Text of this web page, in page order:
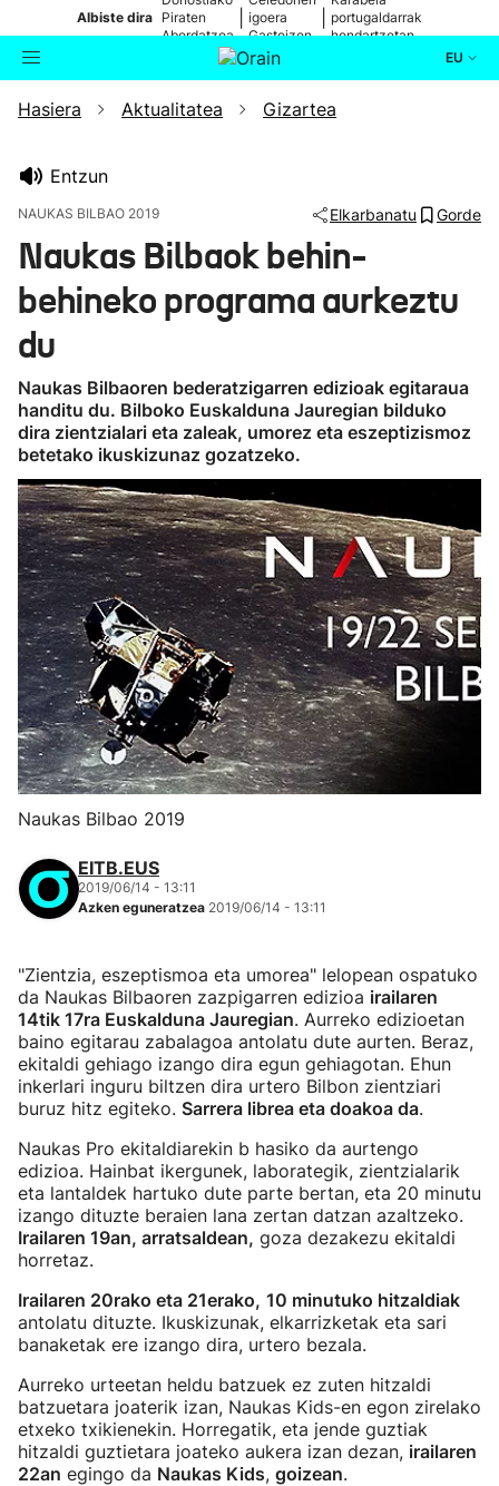
Albiste dira Piraten
Abordatzea
igoera
Gasteizen
portugaldarrak
hondartzetan
EU
Bilatzailea Aktualitatea
Ikusmiran
Hasiera Aktualitatea Gizartea
Entzun
NAUKAS BILBAO 2019 Elkarbanatu Gorde
Naukas Bilbaok behin-
behineko programa aurkeztu
du
Naukas Bilbaoren bederatzigarren edizioak egitaraua
handitu du. Bilboko Euskalduna Jauregian bilduko
dira zientzialari eta zaleak, umorez eta eszeptizismoz
betetako ikuskizunaz gozatzeko.
Naukas Bilbao 2019
EITB.EUS
2019/06/14 - 13:11
Azken eguneratzea 2019/06/14 - 13:11
"Zientzia, eszeptismoa eta umorea" lelopean ospatuko
da Naukas Bilbaoren zazpigarren edizioa irailaren
14tik 17ra Euskalduna Jauregian. Aurreko edizioetan
baino egitarau zabalagoa antolatu dute aurten. Beraz,
ekitaldi gehiago izango dira egun gehiagotan. Ehun
inkerlari inguru biltzen dira urtero Bilbon zientziari
buruz hitz egiteko. Sarrera librea eta doakoa da.
Naukas Pro ekitaldiarekin b hasiko da aurtengo
edizioa. Hainbat ikergunek, laborategik, zientzialarik
eta lantaldek hartuko dute parte bertan, eta 20 minutu
izango dituzte beraien lana zertan datzan azaltzeko.
Irailaren 19an, arratsaldean, goza dezakezu ekitaldi
horretaz.
Irailaren 20rako eta 21erako, 10 minutuko hitzaldiak
antolatu dituzte. Ikuskizunak, elkarrizketak eta sari
banaketak ere izango dira, urtero bezala.
Aurreko urteetan heldu batzuek ez zuten hitzaldi
batzuetara joaterik izan, Naukas Kids-en egon zirelako
etxeko txikienekin. Horregatik, eta jende guztiak
hitzaldi guztietara joateko aukera izan dezan, irailaren
22an egingo da Naukas Kids, goizean.